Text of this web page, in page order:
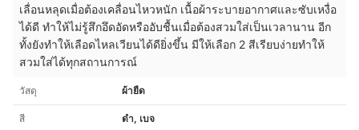
เลื่อนหลุดเมื่อต้องเคลื่อนไหวหนัก เนื้อผ้าระบายอากาศและซับเหงื่อ
ได้ดี ทำให้ไม่รู้สึกอึดอัดหรืออับชื้นเมื่อต้องสวมใส่เป็นเวลานาน อีก
ทั้งยังทำให้เลือดไหลเวียนได้ดียิ่งขึ้น มีให้เลือก 2 สีเรียบง่ายทำให้
สวมใส่ได้ทุกสถานการณ์
วัสดุ ผ้ายืด
สี ดำ, เบจ